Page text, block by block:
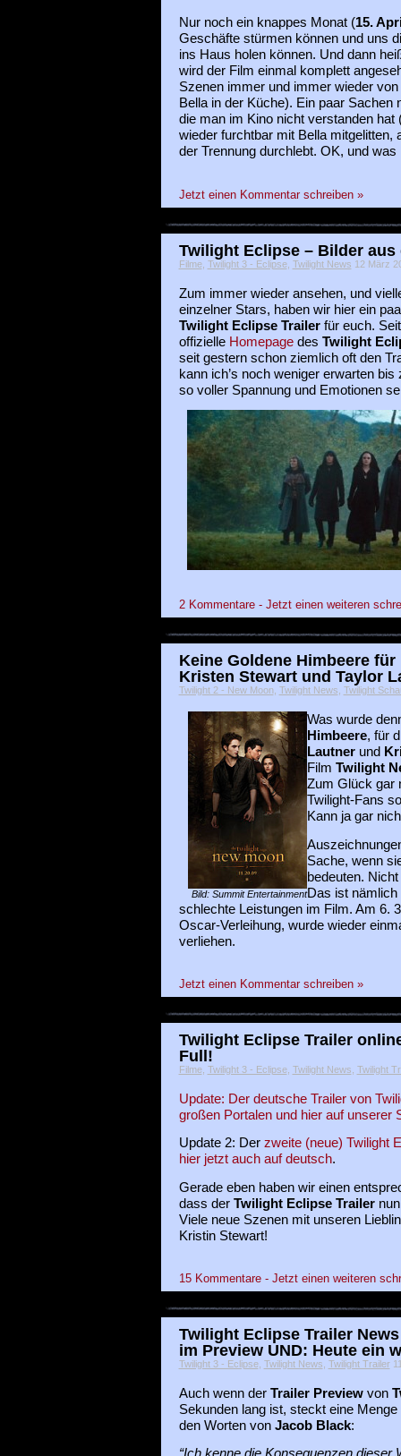
Nur noch ein knappes Monat (15.
Geschäfte stürmen können und uns
ins Haus holen können. Und dann
wird der Film einmal komplett
Szenen immer und immer wieder
Bella in der Küche). Ein paar Sachen
die man im Kino nicht verstanden hat
wieder furchtbar mit Bella mitgelitten,
der Trennung durchlebt. OK, und
Jetzt einen Kommentar schreiben »
Twilight Eclipse – Bilder aus
Filme, Twilight 3 - Eclipse, Twilight News 12 März
Zum immer wieder ansehen, und
einzelner Stars, haben wir hier ein
Twilight Eclipse Trailerfür euch.
offizielle Homepagedes Twilight
seit gestern schon ziemlich oft den
kann ich’s noch weniger erwarten
so voller Spannung und Emotionen
2 Kommentare - Jetzt einen weiteren
Keine Goldene Himbeere
Kristen Stewart und Taylor
Twilight 2 - New Moon, Twilight News Twilight
Bild: Summit Entertainment
Was wurde
Himbeere, für
Lautnerund
Film Twilight
Zum Glück gar
Twilight-Fans
Kann ja gar
Sache, wenn
bedeuten.
Das ist nämlich
schlechte Leistungen im Film. Am 6.
Oscar-Verleihung, wurde wieder
verliehen.
Jetzt einen Kommentar schreiben »
Twilight Eclipse Trailer
Full!
Filme, Twilight 3 - Eclipse, Twilight News Twilight
Update: Der deutsche Trailer von
großen Portalen und hier auf unserer
Update 2: Derzweite (neue) Twilight
hier jetzt auch auf deutsch.
Gerade eben haben wir einen
dass der Twilight Eclipse Trailernun
Viele neue Szenen mit unseren
Kristin Stewart!
15 Kommentare - Jetzt einen weiteren
Twilight Eclipse Trailer
im Preview UND: Heute ein
Twilight 3 - Eclipse, Twilight News Twilight Trailer
Auch wenn der Trailer Previewvon
Sekunden lang ist, steckt eine
den Worten von Jacob Black: